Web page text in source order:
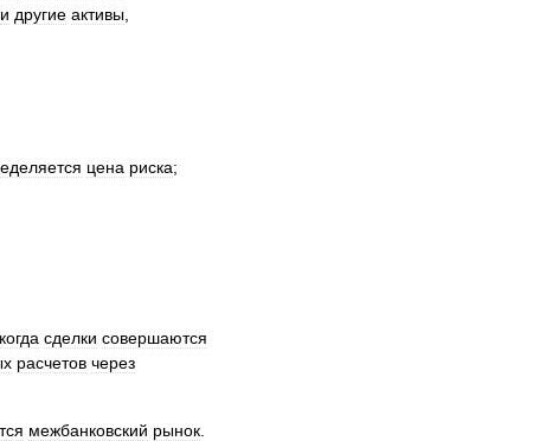
и другие активы
цена риска;
когда сделки совершаются
расчетов через
межбанковский рынок